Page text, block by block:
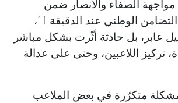
الصفاء والأنصار ضمن
منافسات بطولة التضامن الوطني عند الدقيقة 11،
عابر، بل حادثة أثّرت بشكل مباشر
تركيز اللاعبين، وحتى على عدالة
متكرّرة في بعض الملاعب